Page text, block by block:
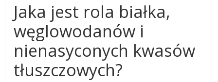
Jaka jest rola białka,
węglowodanów i
nienasyconych kwasów
tłuszczowych?